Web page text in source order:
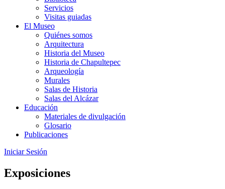
Servicios
Visitas guiadas
El Museo
Quiénes somos
Arquitectura
Historia del Museo
Historia de Chapultepec
Arqueología
Murales
Salas de Historia
Salas del Alcázar
Educación
Materiales de divulgación
Glosario
Publicaciones
Iniciar Sesión
Exposiciones